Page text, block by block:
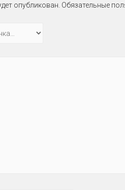
опубликован. Обязательные